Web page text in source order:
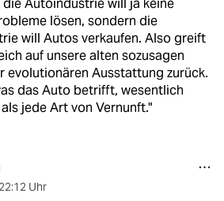
die Autoindustrie will ja keine
lösen, sondern die
will Autos verkaufen. Also greift
auf unsere alten sozusagen
evolutionären Ausstattung zurück.
das Auto betrifft, wesentlich
jede Art von Vernunft."
22:12 Uhr